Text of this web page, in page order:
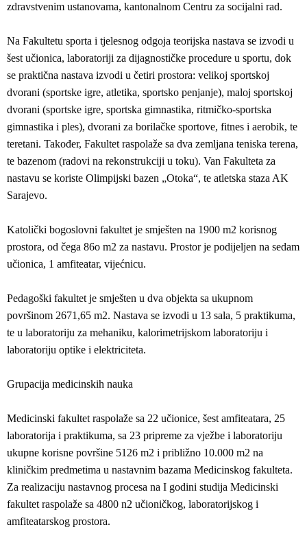
zdravstvenim ustanovama, kantonalnom Centru za socijalni rad.
Na Fakultetu sporta i tjelesnog odgoja teorijska nastava se izvodi u
šest učionica, laboratoriji za dijagnostičke procedure u sportu, dok
se praktična nastava izvodi u četiri prostora: velikoj sportskoj
dvorani (sportske igre, atletika, sportsko penjanje), maloj sportskoj
dvorani (sportske igre, sportska gimnastika, ritmičko-sportska
gimnastika i ples), dvorani za borilačke sportove, fitnes i aerobik, te
teretani. Također, Fakultet raspolaže sa dva zemljana teniska terena,
te bazenom (radovi na rekonstrukciji u toku). Van Fakulteta za
nastavu se koriste Olimpijski bazen „Otoka“, te atletska staza AK
Sarajevo.
Katolički bogoslovni fakultet je smješten na 1900 m2 korisnog
prostora, od čega 86o m2 za nastavu. Prostor je podijeljen na sedam
učionica, 1 amfiteatar, vijećnicu.
Pedagoški fakultet je smješten u dva objekta sa ukupnom
površinom 2671,65 m2. Nastava se izvodi u 13 sala, 5 praktikuma,
te u laboratoriju za mehaniku, kalorimetrijskom laboratoriju i
laboratoriju optike i elektriciteta.
Grupacija medicinskih nauka
Medicinski fakultet raspolaže sa 22 učionice, šest amfiteatara, 25
laboratorija i praktikuma, sa 23 pripreme za vježbe i laboratoriju
ukupne korisne površine 5126 m2 i približno 10.000 m2 na
kliničkim predmetima u nastavnim bazama Medicinskog fakulteta.
Za realizaciju nastavnog procesa na I godini studija Medicinski
fakultet raspolaže sa 4800 n2 učioničkog, laboratorijskog i
amfiteatarskog prostora.